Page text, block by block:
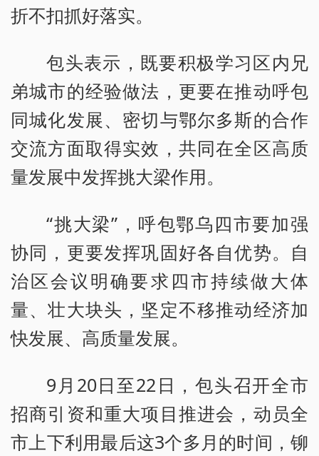
折不扣抓好落实。
包头表示，既要积极学习区内兄
弟城市的经验做法，更要在推动呼包
同城化发展、密切与鄂尔多斯的合作
交流方面取得实效，共同在全区高质
量发展中发挥挑大梁作用。
“挑大梁”，呼包鄂乌四市要加强
协同，更要发挥巩固好各自优势。自
治区会议明确要求四市持续做大体
量、壮大块头，坚定不移推动经济加
快发展、高质量发展。
9月20日至22日，包头召开全市
招商引资和重大项目推进会，动员全
市上下利用最后这3个多月的时间，铆